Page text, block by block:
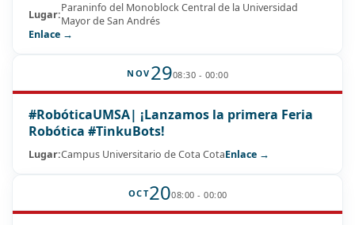
Lugar:Paraninfo del Monoblock Central de la Universidad
Mayor de San Andrés
Enlace →
NOV 2908:30 - 00:00
#RobóticaUMSA| ¡Lanzamos la primera Feria
Robótica #TinkuBots!
Lugar:Campus Universitario de Cota CotaEnlace →
OCT2008:00 - 00:00